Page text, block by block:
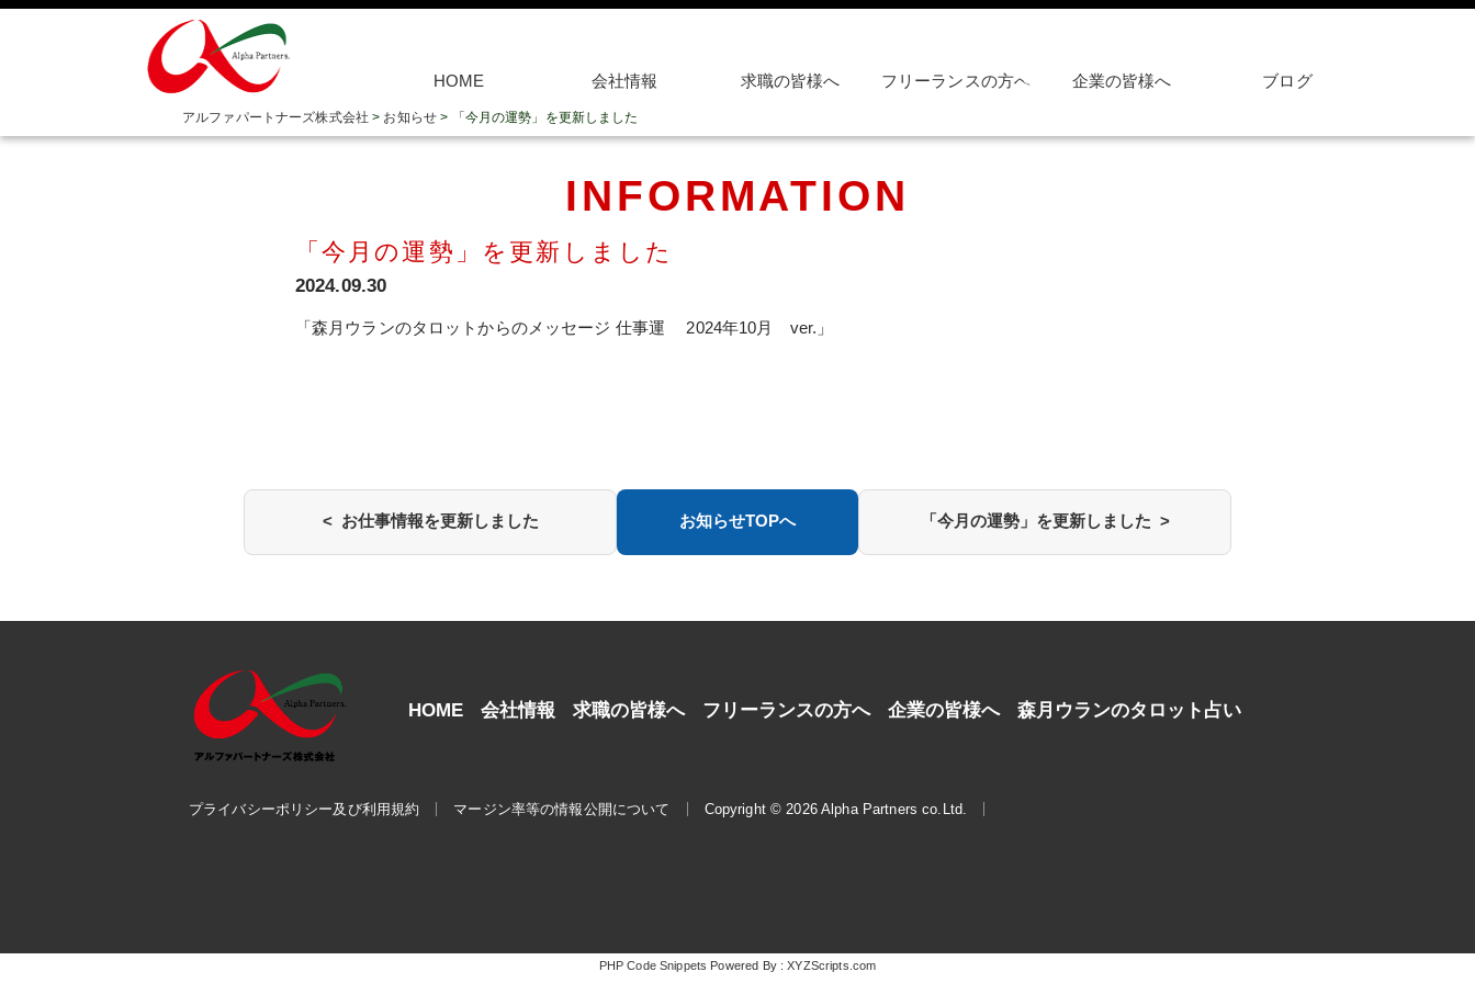
HOME 会社情報 求職の皆様へ フリーランスの方へ 企業の皆様へ ブログ
アルファパートナーズ株式会社 > お知らせ > 「今月の運勢」を更新しました
INFORMATION
「今月の運勢」を更新しました
2024.09.30
「森月ウランのタロットからのメッセージ 仕事運 2024年10月 ver.」
< お仕事情報を更新しました お知らせTOPへ 「今月の運勢」を更新しました >
HOME 会社情報 求職の皆様へ フリーランスの方へ 企業の皆様へ 森月ウランのタロット占い
プライバシーポリシー及び利用規約 マージン率等の情報公開について Copyright © 2026 Alpha Partners co.Ltd.
PHP Code Snippets Powered By :XYZScripts.com